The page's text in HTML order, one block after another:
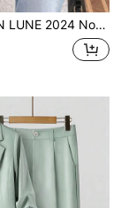
Automne/Hiver Blazer gris-vert à taille cintrée et boutonné pour femme, Casual